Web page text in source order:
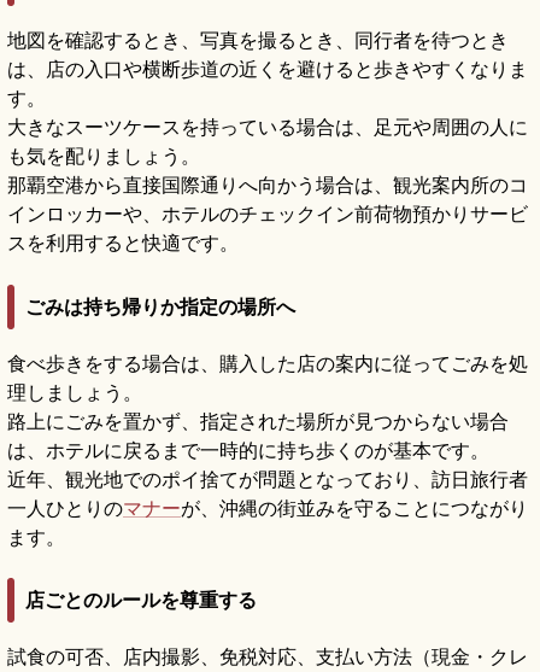
地図を確認するとき、写真を撮るとき、同行者を待つとき
は、店の入口や横断歩道の近くを避けると歩きやすくなりま
す。
大きなスーツケースを持っている場合は、足元や周囲の人に
も気を配りましょう。
那覇空港から直接国際通りへ向かう場合は、観光案内所のコ
インロッカーや、ホテルのチェックイン前荷物預かりサービ
スを利用すると快適です。
ごみは持ち帰りか指定の場所へ
食べ歩きをする場合は、購入した店の案内に従ってごみを処
理しましょう。
路上にごみを置かず、指定された場所が見つからない場合
は、ホテルに戻るまで一時的に持ち歩くのが基本です。
近年、観光地でのポイ捨てが問題となっており、訪日旅行者
一人ひとりのマナーが、沖縄の街並みを守ることにつながり
ます。
店ごとのルールを尊重する
試食の可否、店内撮影、免税対応、支払い方法（現金・クレ